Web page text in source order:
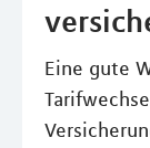
Eine gute